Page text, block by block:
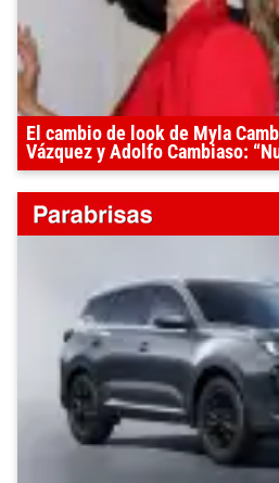
El cambio de look de Myla
Vázquez y Adolfo Cambiaso: